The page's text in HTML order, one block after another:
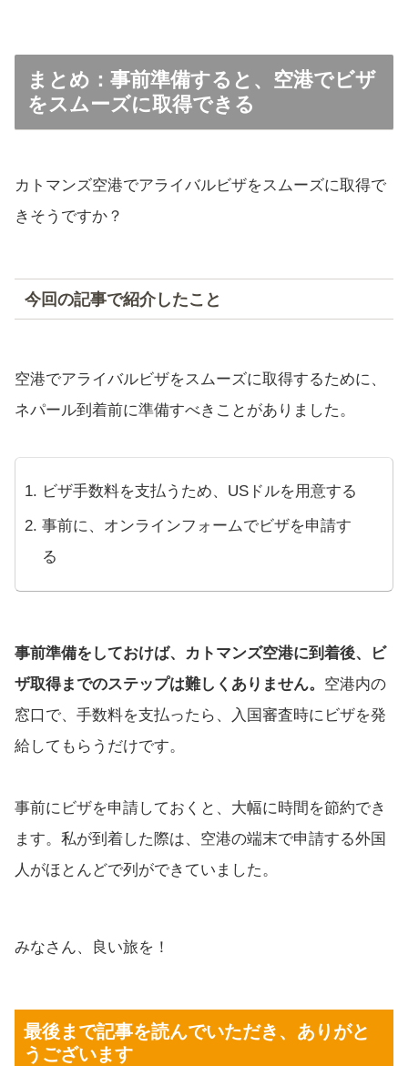
まとめ：事前準備すると、空港でビザ
をスムーズに取得できる
カトマンズ空港でアライバルビザをスムーズに取得で
きそうですか？
今回の記事で紹介したこと
空港でアライバルビザをスムーズに取得するために、
ネパール到着前に準備すべきことがありました。
ビザ手数料を支払うため、USドルを用意する
事前に、オンラインフォームでビザを申請す
る
事前準備をしておけば、カトマンズ空港に到着後、ビ
ザ取得までのステップは難しくありません。 空港内の
窓口で、手数料を支払ったら、入国審査時にビザを発
給してもらうだけです。
事前にビザを申請しておくと、大幅に時間を節約でき
ます。私が到着した際は、空港の端末で申請する外国
人がほとんどで列ができていました。
みなさん、良い旅を！
最後まで記事を読んでいただき、ありがと
うございます